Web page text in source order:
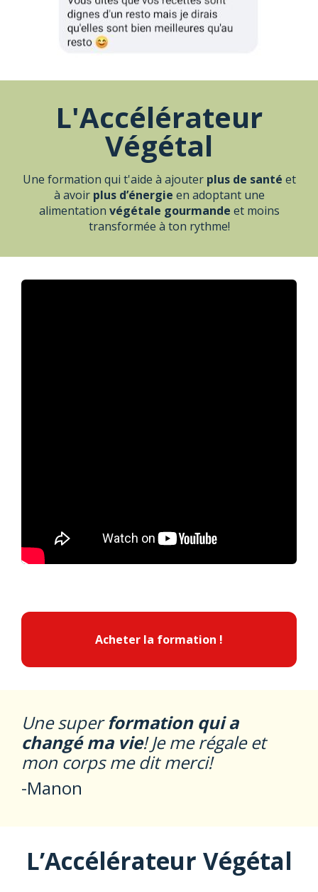
L'Accélérateur
Végétal
Une formation qui t'aide à ajouter plus de santé et
à avoir plus d’énergie en adoptant une
alimentation végétale gourmande et moins
transformée à ton rythme!
Acheter la formation !
Une superformation qui a
changé ma vie! Je me régale et
mon corps me dit merci!
-Manon
L’Accélérateur Végétal